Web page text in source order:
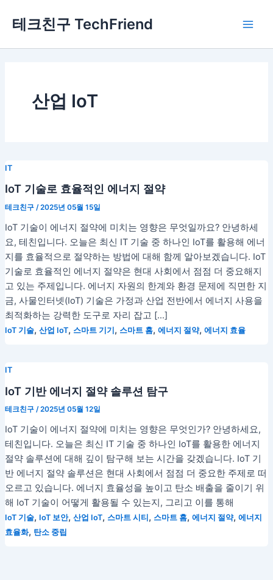
로
테크친구 TechFriend
산업 IoT
IT
IoT 기술로 효율적인 에너지 절약
테크친구 /2025년 05월 15일
IoT 기술이 에너지 절약에 미치는 영향은 무엇일까요? 안녕하세
요, 테친입니다. 오늘은 최신 IT 기술 중 하나인 IoT를 활용해 에너
지를 효율적으로 절약하는 방법에 대해 함께 알아보겠습니다. IoT
기술로 효율적인 에너지 절약은 현대 사회에서 점점 더 중요해지
고 있는 주제입니다. 에너지 자원의 한계와 환경 문제에 직면한 지
금, 사물인터넷(IoT) 기술은 가정과 산업 전반에서 에너지 사용을
최적화하는 강력한 도구로 자리 잡고 […]
IoT 기술, 산업 IoT, 스마트 기기 , 스마트 홈, 에너지 절약, 에너지 효율
IT
IoT 기반 에너지 절약 솔루션 탐구
테크친구 /2025년 05월 12일
IoT 기술이 에너지 절약에 미치는 영향은 무엇인가? 안녕하세요,
테친입니다. 오늘은 최신 IT 기술 중 하나인 IoT를 활용한 에너지
절약 솔루션에 대해 깊이 탐구해 보는 시간을 갖겠습니다. IoT 기
반 에너지 절약 솔루션은 현대 사회에서 점점 더 중요한 주제로 떠
오르고 있습니다. 에너지 효율성을 높이고 탄소 배출을 줄이기 위
해 IoT 기술이 어떻게 활용될 수 있는지, 그리고 이를 통해
IoT 기술, IoT 보안, 산업 IoT, 스마트 시티 , 스마트 홈, 에너지 절약, 에너지
효율화, 탄소 중립